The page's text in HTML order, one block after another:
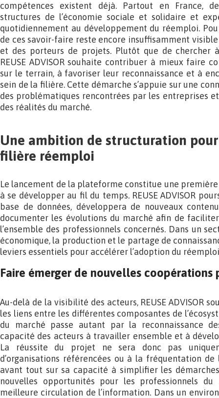
compétences existent déjà. Partout en France,
structures de l’économie sociale et solidaire et
quotidiennement au développement du réemploi.
de ces savoir-faire reste encore insuffisamment visible
et des porteurs de projets. Plutôt que de chercher
REUSE ADVISOR souhaite contribuer à mieux faire
sur le terrain, à favoriser leur reconnaissance et à
sein de la filière. Cette démarche s’appuie sur une
des problématiques rencontrées par les entreprises
des réalités du marché.
Une ambition de structuration
filière réemploi
Le lancement de la plateforme constitue une
à se développer au fil du temps. REUSE ADVISOR
base de données, développera de nouveaux
documenter les évolutions du marché afin de
l’ensemble des professionnels concernés. Dans un
économique, la production et le partage de
leviers essentiels pour accélérer l’adoption du
Faire émerger de nouvelles coopérations
Au-delà de la visibilité des acteurs, REUSE ADVISOR
les liens entre les différentes composantes de
du marché passe autant par la reconnaissance
capacité des acteurs à travailler ensemble et à
La réussite du projet ne sera donc pas
d’organisations référencées ou à la fréquentation
avant tout sur sa capacité à simplifier les
nouvelles opportunités pour les professionnels
meilleure circulation de l’information. Dans un